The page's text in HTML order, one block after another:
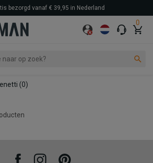
0
bezorgd vanaf € 39,95 in Nederland
(0)
FacebookInstagramPinterest